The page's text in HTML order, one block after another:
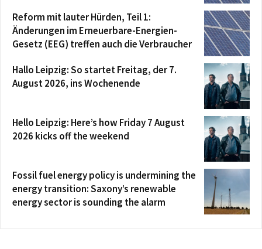
Reform mit lauter Hürden, Teil 1:
Änderungen im Erneuerbare-Energien-
Gesetz (EEG) treffen auch die Verbraucher
Hallo Leipzig: So startet Freitag, der 7.
August 2026, ins Wochenende
Hello Leipzig: Here’s how Friday 7 August
2026 kicks off the weekend
Fossil fuel energy policy is undermining the
energy transition: Saxony’s renewable
energy sector is sounding the alarm